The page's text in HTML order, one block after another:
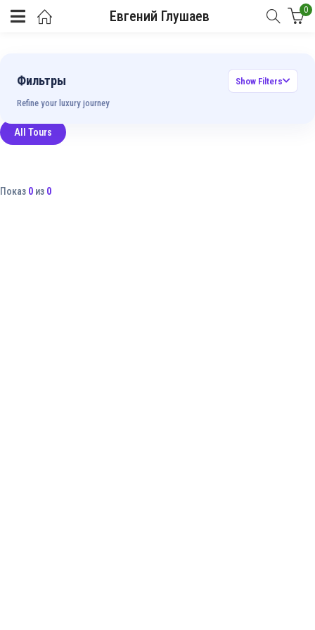
Евгений Глушаев 0
Фильтры Show Filters
Refine your luxury journey
All Tours
Показ 0 из 0